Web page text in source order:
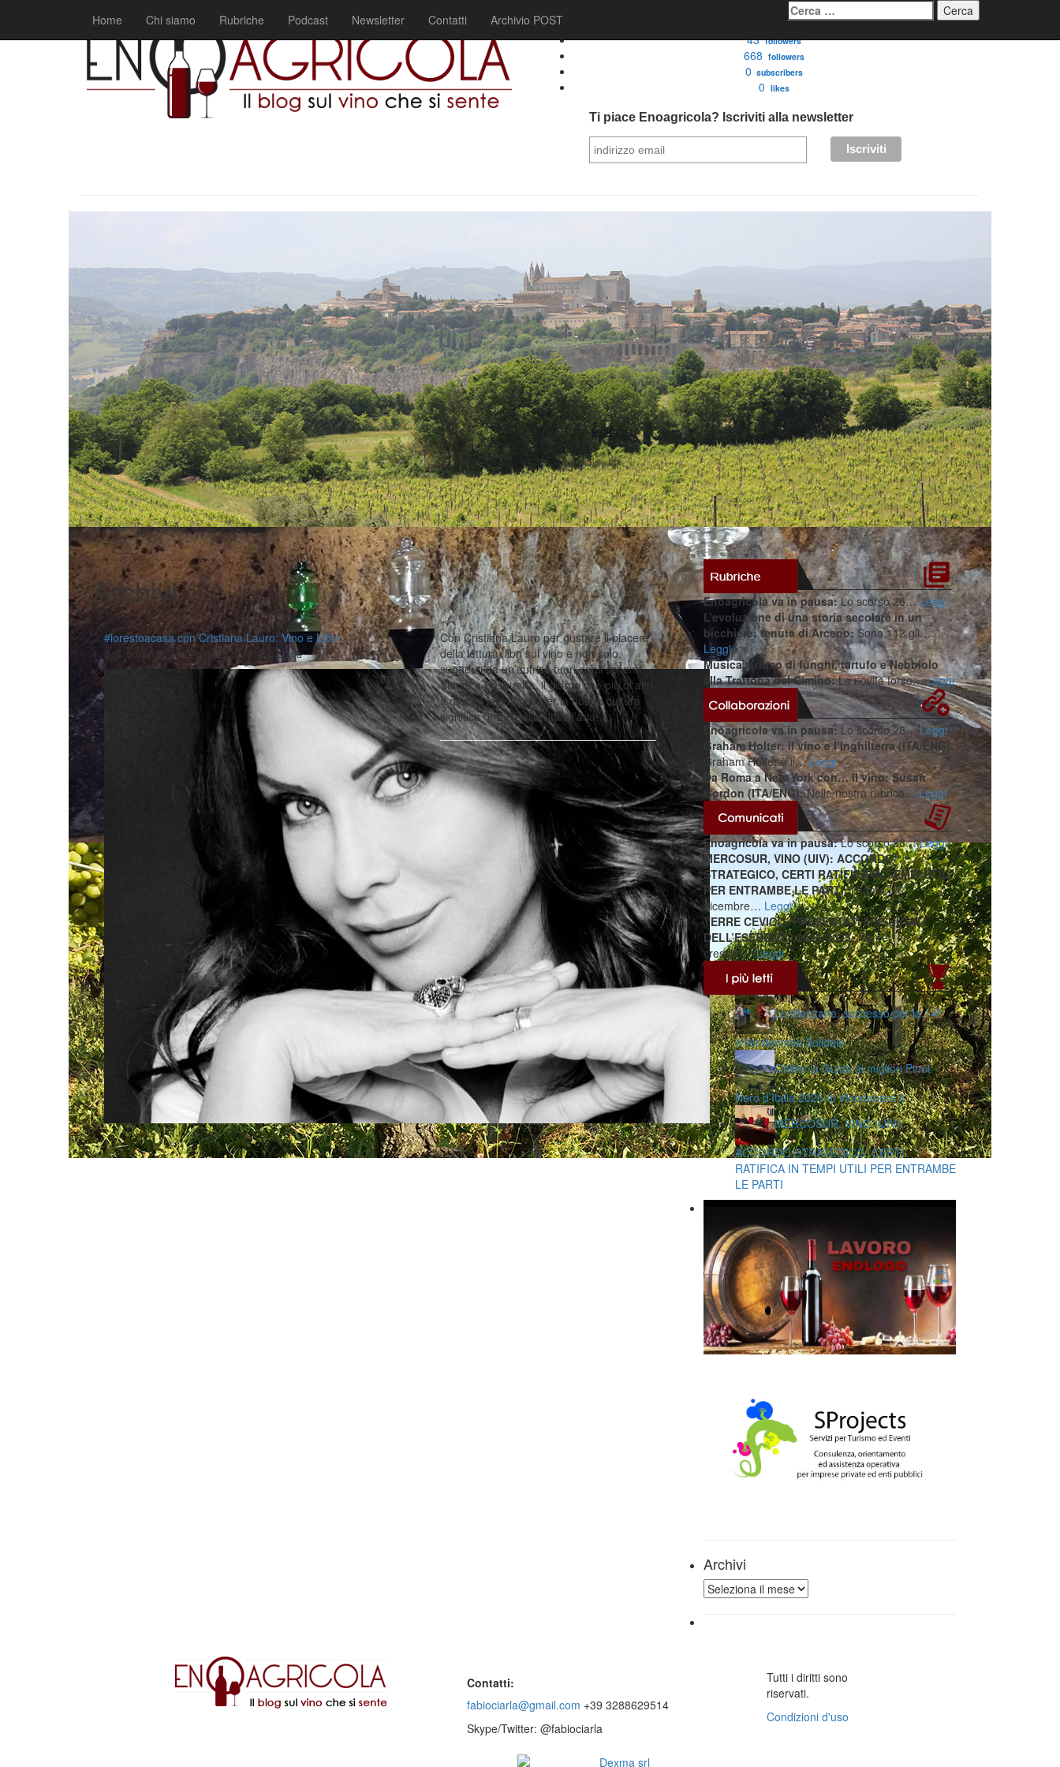
Home Chi siamo Rubriche Podcast Newsletter Contatti Archivio POST
Ricerca
per:
43 followers
668 followers
0 subscribers
0 likes
Ti piace Enoagricola? Iscriviti alla newsletter
Archivi
#iorestoacasa con Cristiana Lauro: Vino e Libri
Collaborazioni | 13 Aprile 2020| Fabio Ciarla
Con Cristiana Lauro per gustare il piacere
della lettura, libri sul vino e non solo,
suggeriti da un’autrice fuori dagli schemi
Siamo a Pasquetta, il giorno che più di altri
a queste latitudini e per la nostra cultura
significa “inizio della vita all’aria…
Enoagricola va in pausa:Lo scorso 28…Leggi
L’evoluzione di una storia secolare in un
bicchiere: tenuta di Arceno:Sono 112 gli…
Leggi
Musica a ritmo di funghi, tartufo e Nebbiolo
alla Trattoria del Cimino:La novità forse…Leggi
Enoagricola va in pausa: Lo scorso 28…Leggi
Graham Holter: il vino e l’Inghilterra (ITA/ENG):
Graham Holter è il…Leggi
Da Roma a New York con… il vino: Susan
Gordon (ITA/ENG):Nella nostra rubrica…Leggi
Enoagricola va in pausa:Lo scorso 28…Leggi
MERCOSUR, VINO (UIV): ACCORDO
STRATEGICO, CERTI RATIFICA IN TEMPI UTILI
PER ENTRAMBE LE PARTI:(Roma, 16
dicembre… Leggi
TERRE CEVICO: PRESENTATI I RISULTATI
DELL’ESERCIZIO 2024-2025:Numeri in
crescita…Leggi
Le Manzane, successo per la 14ª
®️Vendemmia Solidale
Online la Guida ai migliori Pinot
Nero d’Italia 2026 di Vinodabere.it
MERCOSUR, VINO (UIV):
ACCORDO STRATEGICO, CERTI
RATIFICA IN TEMPI UTILI PER ENTRAMBE
LE PARTI
Archivi
Archivi
Contatti:
fabiociarla@gmail.com +39 3288629514
Skype/Twitter: @fabiociarla
Tutti i diritti sono
riservati.
Condizioni d'uso
Dexma srl